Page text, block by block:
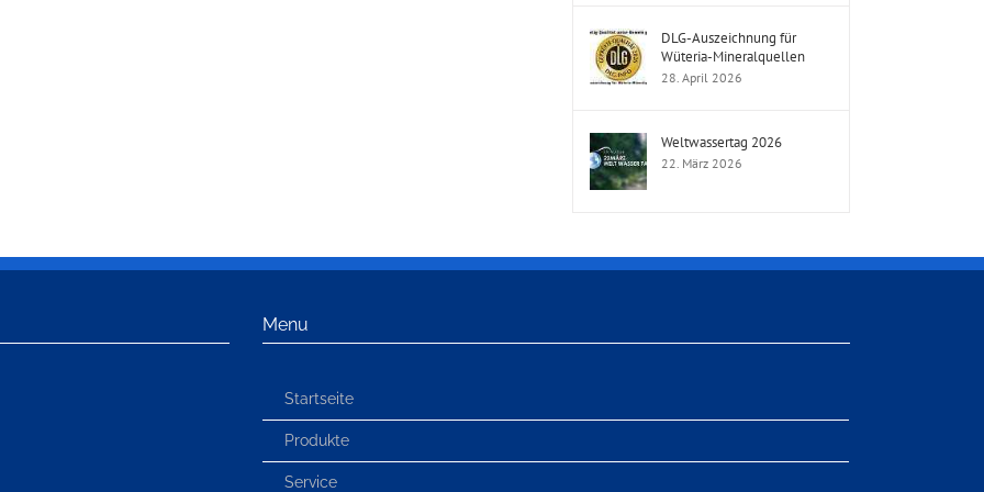
DLG-Auszeichnung für
Wüteria-Mineralquellen
28. April 2026
Weltwassertag 2026
22. März 2026
Menu
Startseite
Produkte
Service